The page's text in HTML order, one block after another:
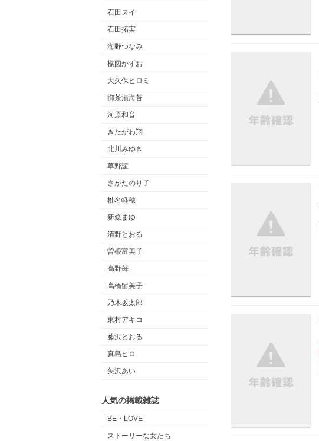
石田スイ
石田拓実
海野つなみ
楳図かずお
大久保ヒロミ
御茶漬海苔
河原和音
きたがわ翔
北川みゆき
草野誼
さかたのり子
椎名軽穂
新條まゆ
清野とおる
曽根富美子
高野苺
高橋留美子
乃木坂太郎
東村アキコ
藤沢とおる
真島ヒロ
矢沢あい
人気の掲載雑誌
BE・LOVE
ストーリーな女たち